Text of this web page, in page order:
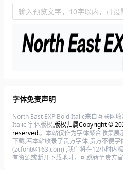
输入预览文字，10字以内，可
字体免责声明
North East EXP Bold Italic来自互联网
Italic 字体版权,版权归属Copyright ©
reserved.。本站仅作为字体聚合收集展
下载,若本站收录了贵方字体,贵方不便
(zcfont@163.com) ,我们将在12小时内
有资源或断开下载地址，可跳转至贵方官